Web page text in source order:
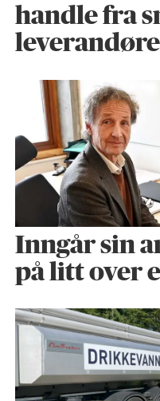
handle fra
Inngår sin
på litt over